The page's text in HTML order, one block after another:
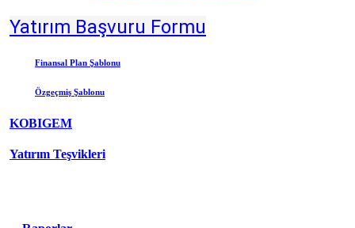
Yatırım Başvuru Formu
Finansal Plan Şablonu
Özgeçmiş Şablonu
KOBIGEM
Yatırım Teşvikleri